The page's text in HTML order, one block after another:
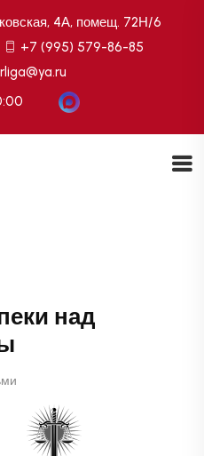
4А, помещ. 72Н/6
+7 (995) 579-86-85
над